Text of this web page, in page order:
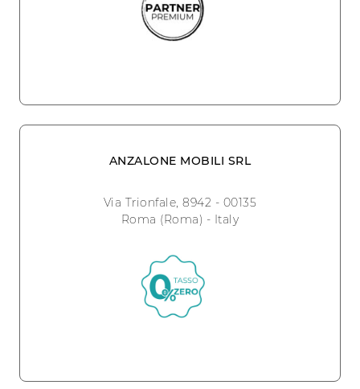
ANZALONE MOBILI SRL
Via Trionfale, 8942 - 00135
Roma (Roma) - Italy